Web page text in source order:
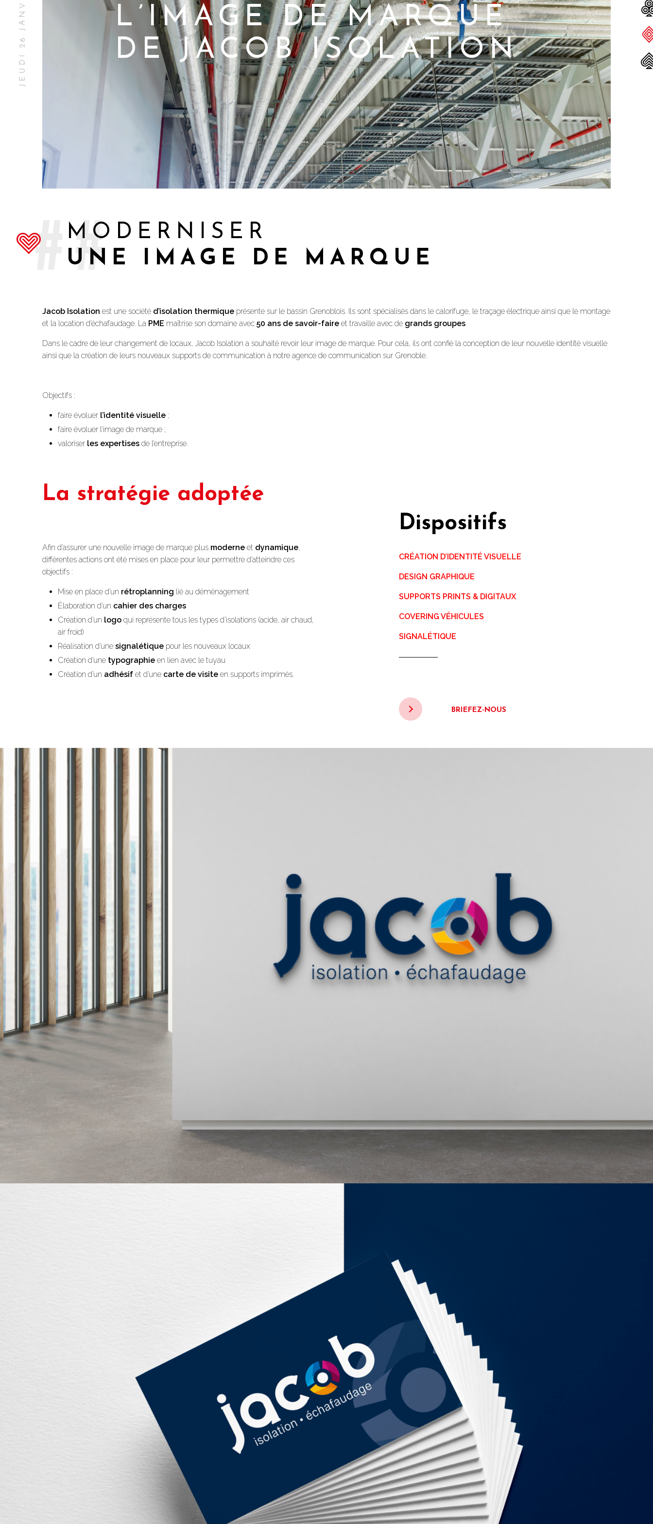
L’IMAGE DE MARQUE
DE JACOB ISOLATION
##
MODERNISER
UNE IMAGE DE MARQUE
Jacob Isolation est une société d’isolation thermique présente sur le bassin Grenoblois. Ils sont spécialisés dans le calorifuge, le traçage électrique ainsi que le montage
et la location d’échafaudage. La PME maîtrise son domaine avec 50 ans de savoir-faire et travaille avec de grands groupes.
Dans le cadre de leur changement de locaux, Jacob Isolation a souhaité revoir leur image de marque. Pour cela, ils ont confié la conception de leur nouvelle identité visuelle
ainsi que la création de leurs nouveaux supports de communication à notre agence de communication sur Grenoble.
Objectifs :
faire évoluer l’identité visuelle ;
faire évoluer l’image de marque ;
valoriser les expertises de l’entreprise.
La stratégie adoptée
Afin d’assurer une nouvelle image de marque plus moderne et dynamique,
différentes actions ont été mises en place pour leur permettre d’atteindre ces
objectifs :
Mise en place d’un rétroplanning lié au déménagement
Élaboration d’un cahier des charges
Création d’un logo qui représente tous les types d’isolations (acide, air chaud,
air froid)
Réalisation d’une signalétique pour les nouveaux locaux
Création d’une typographie en lien avec le tuyau
Création d’un adhésif et d’une carte de visite en supports imprimés.
Dispositifs
CRÉATION D’IDENTITÉ VISUELLE
DESIGN GRAPHIQUE
SUPPORTS PRINTS & DIGITAUX
COVERING VÉHICULES
SIGNALÉTIQUE
BRIEFEZ-NOUS